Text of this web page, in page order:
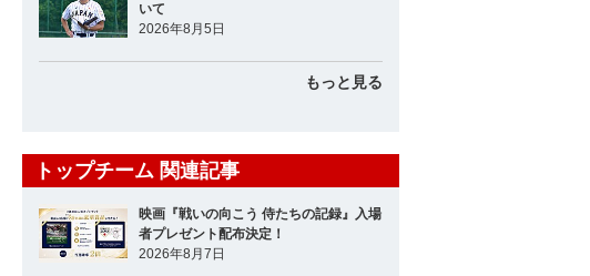
いて
2026年8月5日
もっと見る
トップチーム 関連記事
映画『戦いの向こう 侍たちの記録』入場
者プレゼント配布決定！
2026年8月7日